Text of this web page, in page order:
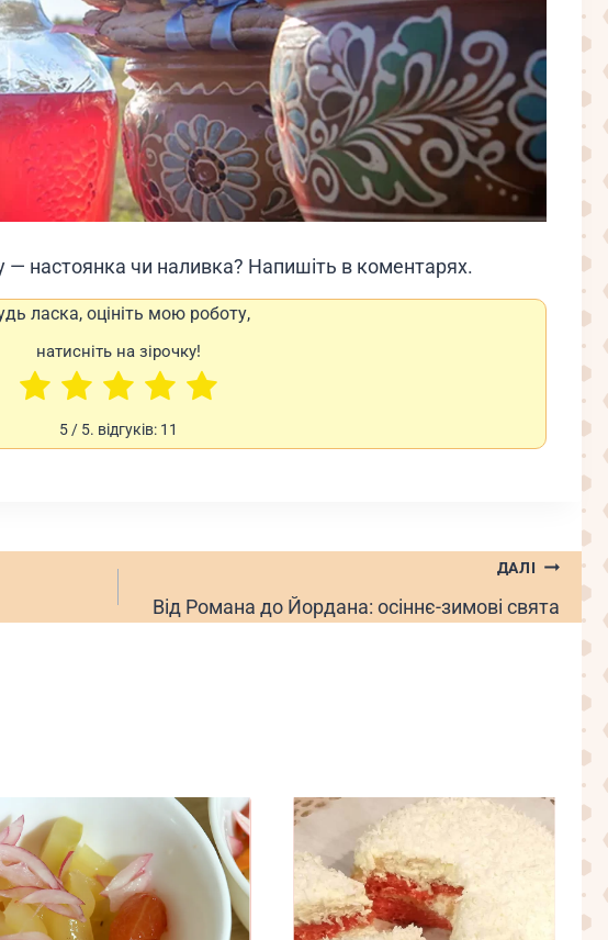
настоянка чи наливка? Напишіть в коментарях.
ласка, оцініть мою роботу,
натисніть на зірочку!
5/ 5. відгуків: 11
ДАЛІ
Від Романа до Йордана: осіннє-зимові свята